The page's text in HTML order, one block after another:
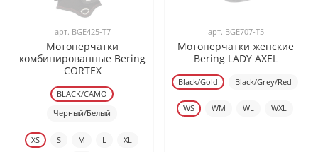
арт. BGE425-T7
Мотоперчатки
комбинированные Bering
CORTEX
BLACK/CAMO
Черный/Белый
XS S M L XL
арт. BGE707-T5
Мотоперчатки женские
Bering LADY AXEL
Black/Gold Black/Grey/Red
WS WM WL WXL